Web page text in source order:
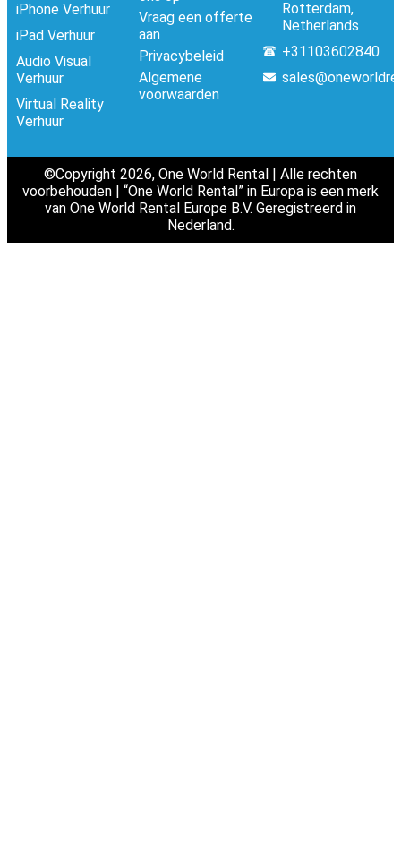
iPhone Verhuur
iPad Verhuur
Audio Visual
Verhuur
Virtual Reality
Verhuur
Vraag een offerte
aan
Privacybeleid
Algemene
voorwaarden
Rotterdam,
Netherlands
+31103602840
©Copyright 2026, One World Rental | Alle rechten
voorbehouden | “One World Rental” in Europa is een merk
van One World Rental Europe B.V. Geregistreerd in
Nederland.